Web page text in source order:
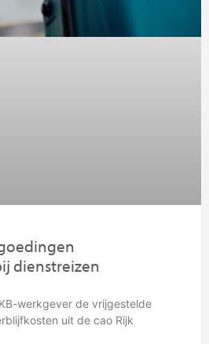
dienstreizen
werkgever de vrijgestelde
uit de cao Rijk